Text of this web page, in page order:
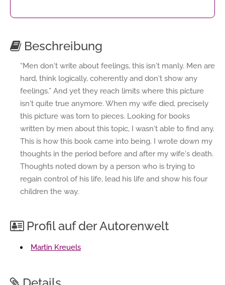
Beschreibung
“Men don‘t write about feelings, this isn‘t manly. Men are
hard, think logically, coherently and don‘t show any
feelings.” And yet they reach limits where this picture
isn‘t quite true anymore. When my wife died, precisely
this picture was torn to pieces. Looking for books
written by men about this topic, I wasn‘t able to find any.
This is how this book came into being. I wrote down my
thoughts in the period before and after my wife‘s death.
Thoughts noted down by a person who is trying to
regain control of his life, lead his life and show his four
children the way.
Profil auf der Autorenwelt
Martin Kreuels